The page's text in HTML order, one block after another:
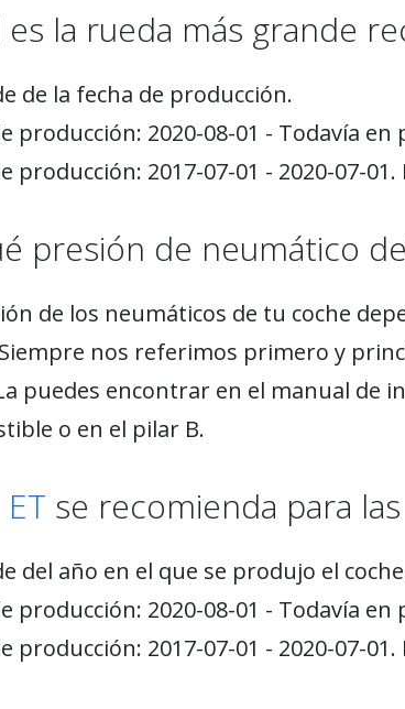
es la rueda más grande
de la fecha de producción.
producción: 2020-08-01 - Todavía
producción: 2017-07-01 - 2020-07-
presión de neumático
de los neumáticos de tu coche
nos referimos primero y
puedes encontrar en el manual de
o en el pilar B.
ET se recomienda para
del año en el que se produjo el
producción: 2020-08-01 - Todavía en
producción: 2017-07-01 - 2020-07-01.